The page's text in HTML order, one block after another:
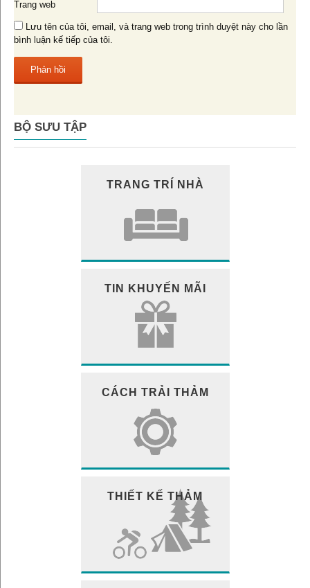
Trang web
Lưu tên của tôi, email, và trang web trong trình duyệt này cho lần
bình luận kế tiếp của tôi.
BỘ SƯU TẬP
TRANG TRÍ NHÀ
TIN KHUYẾN MÃI
CÁCH TRẢI THẢM
THIẾT KẾ THẢM